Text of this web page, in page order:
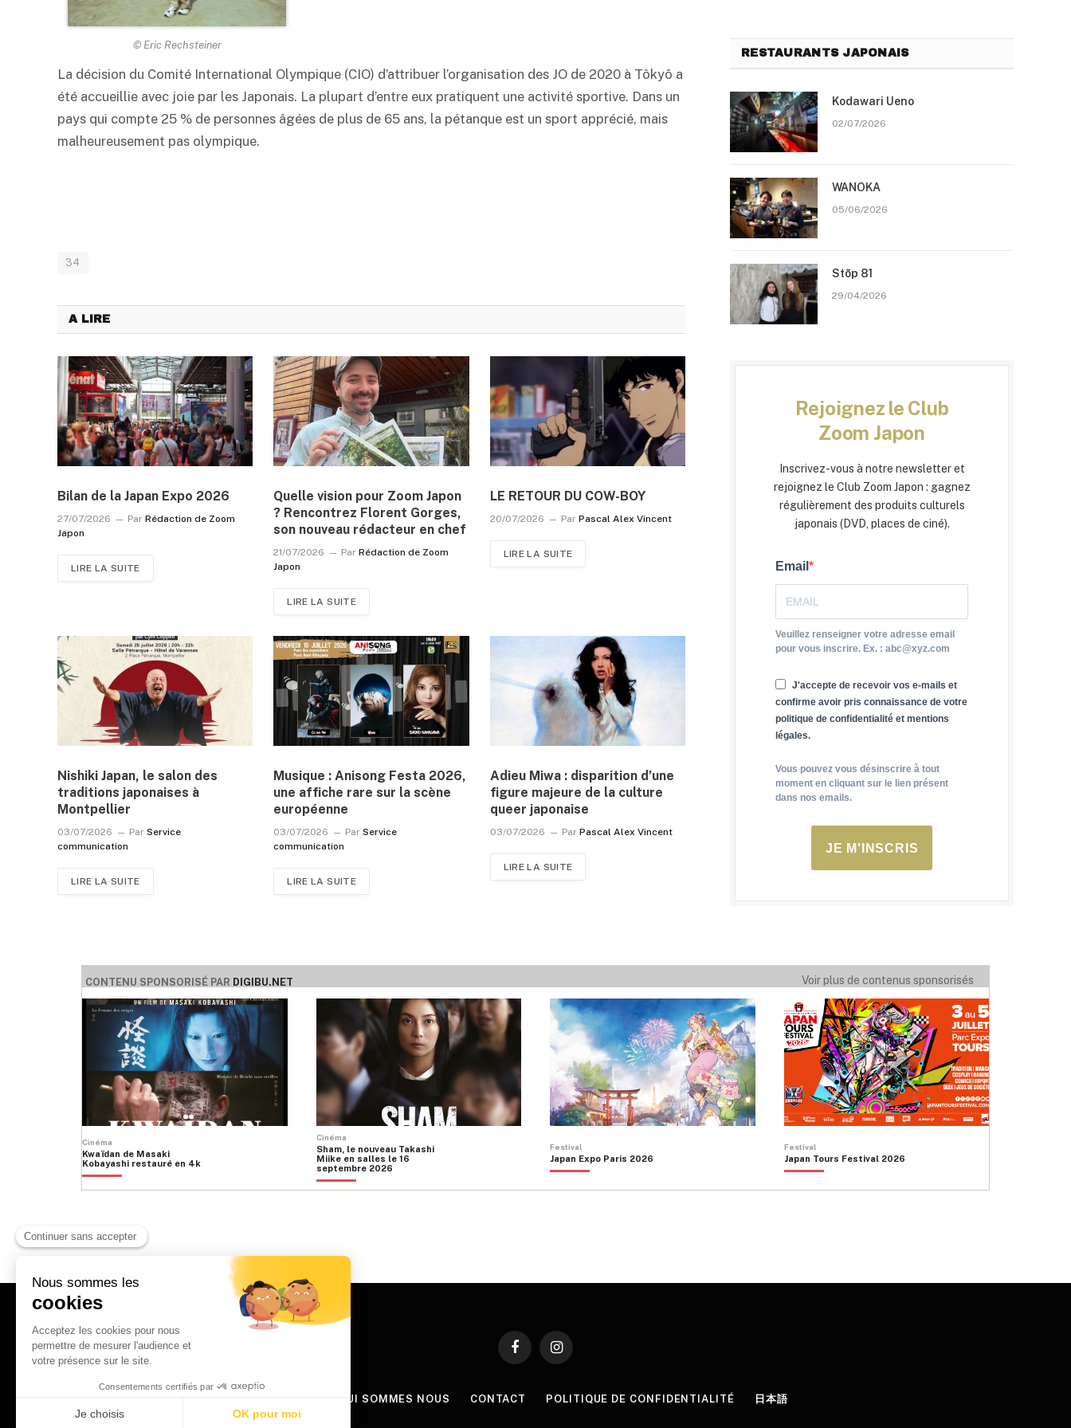
© Eric Rechsteiner
La décision du Comité International Olympique (CIO) d’attribuer l’organisation des JO de 2020 à Tôkyô a
été accueillie avec joie par les Japonais. La plupart d’entre eux pratiquent une activité sportive. Dans un
pays qui compte 25 % de personnes âgées de plus de 65 ans, la pétanque est un sport apprécié, mais
malheureusement pas olympique.
34
A LIRE
Bilan de la Japan Expo 2026
27/07/2026 Par Rédaction de Zoom
Japon
LIRE LA SUITE
Quelle vision pour Zoom Japon
? Rencontrez Florent Gorges,
son nouveau rédacteur en chef
21/07/2026 Par Rédaction de Zoom
Japon
LIRE LA SUITE
LE RETOUR DU COW-BOY
20/07/2026 Par Pascal Alex Vincent
LIRE LA SUITE
Nishiki Japan, le salon des
traditions japonaises à
Montpellier
03/07/2026 Par Service
communication
LIRE LA SUITE
Musique : Anisong Festa 2026,
une affiche rare sur la scène
européenne
03/07/2026 Par Service
communication
LIRE LA SUITE
Adieu Miwa : disparition d’une
figure majeure de la culture
queer japonaise
03/07/2026 Par Pascal Alex Vincent
LIRE LA SUITE
RESTAURANTS JAPONAIS
Kodawari Ueno
02/07/2026
WANOKA
05/06/2026
Stōp 81
29/04/2026
Rejoignez le Club
Zoom Japon
Inscrivez-vous à notre newsletter et
rejoignez le Club Zoom Japon : gagnez
régulièrement des produits culturels
japonais (DVD, places de ciné).
Email
Veuillez renseigner votre adresse email
pour vous inscrire. Ex. : abc@xyz.com
J'accepte de recevoir vos e-mails et
confirme avoir pris connaissance de votre
politique de confidentialité et mentions
légales.
Vous pouvez vous désinscrire à tout
moment en cliquant sur le lien présent
dans nos emails.
JE M'INSCRIS
CONTENU SPONSORISÉ PAR DIGIBU.NET Voir plus de contenus sponsorisés
Cinéma
Kwaïdan de Masaki
Kobayashi restauré en 4k
Cinéma
Sham, le nouveau Takashi
Miike en salles le 16
septembre 2026
Festival
Japan Expo Paris 2026
Festival
Japan Tours Festival 2026
FacebookInstagram
QUI SOMMES NOUS CONTACT POLITIQUE DE CONFIDENTIALITÉ 日本語